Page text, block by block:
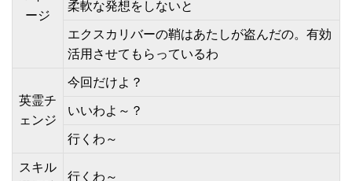
ージ
柔軟な発想をしないと
エクスカリバーの鞘はあたしが盗んだの。有効
活用させてもらっているわ
英霊チ
ェンジ
今回だけよ？
いいわよ～？
行くわ～
スキル
行くわ～